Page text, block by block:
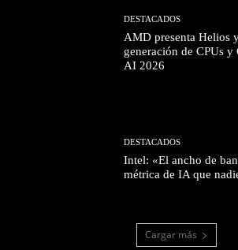
DESTACADOS
AMD presenta Helios
generación de CPUs
AI 2026
DESTACADOS
Intel: «El ancho de
métrica de IA que
Cargar más